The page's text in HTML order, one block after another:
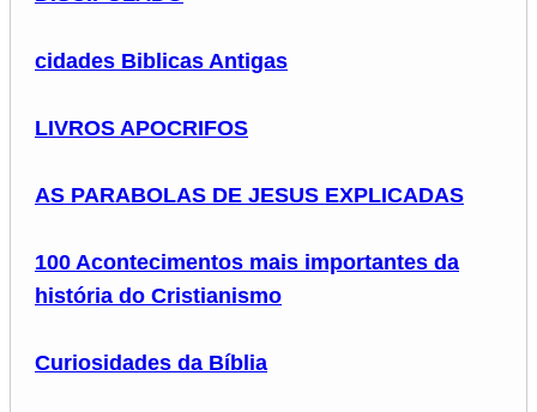
cidades Biblicas Antigas
LIVROS APOCRIFOS
AS PARABOLAS DE JESUS EXPLICADAS
100 Acontecimentos mais importantes da
história do Cristianismo
Curiosidades da Bíblia